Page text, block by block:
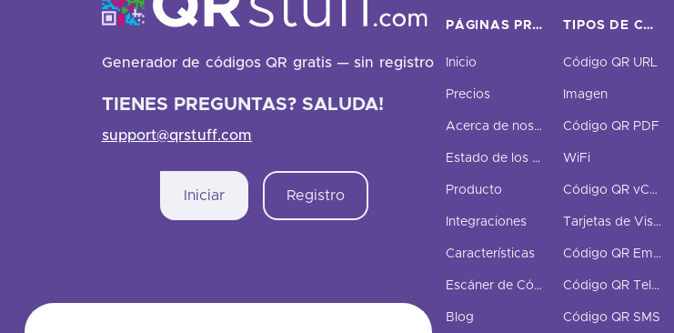
Generador de códigos QR gratis — sin registro
TIENES PREGUNTAS? SALUDA!
support@qrstuff.com
Iniciar Registro
PÁGINAS PRINCIPALES
Inicio
Precios
Acerca de nosotros
Estado de los códigos QR
Producto
Integraciones
Características
Escáner de Código QR
Blog
TIPOS DE CÓDIGOS QR
Código QR URL
Imagen
Código QR PDF
WiFi
Código QR vCard
Tarjetas de Visita Digitales
Código QR Email
Código QR Teléfono
Código QR SMS